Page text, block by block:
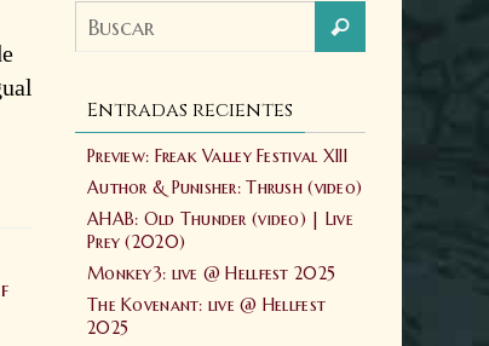
Entradas recientes
Preview: Freak Valley Festival XIII
Author & Punisher: Thrush (video)
AHAB: Old Thunder (video) | Live
Prey (2020)
Monkey3: live @ Hellfest 2025
The Kovenant: live @ Hellfest
2025